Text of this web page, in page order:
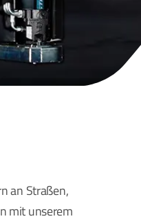
an Straßen,
mit unserem